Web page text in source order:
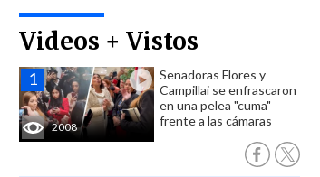
Videos + Vistos
2008
Senadoras Flores y
Campillai se enfrascaron
en una pelea "cuma"
frente a las cámaras